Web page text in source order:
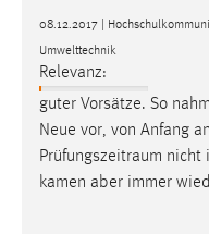
08.12.2017 |
Umwelttechnik
Relevanz:
guter Vorsätze. So
Neue vor, von Anfang
Prüfungszeitraum nicht
kamen aber immer